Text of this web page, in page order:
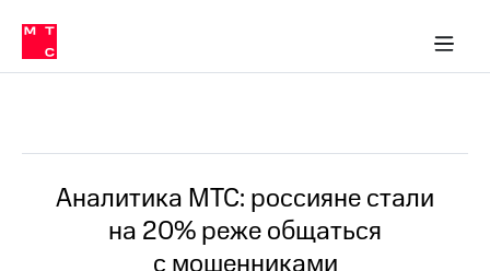
Медиа-центр
и акционерам
Устойчивое развитие
Комплаенс и деловая этика
компании
Карьера
История
компании
в МТС
Пресс-
релизы
Аналитика МТС: россияне стали
на 20% реже общаться